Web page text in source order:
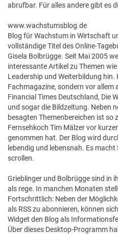
abrufbar. Für alles andere gibt es
www.wachstumsblog.de
Blog für Wachstum in Wirtschaft
vollständige Titel des Online-
Gisela Bolbrügge. Seit Mai 2005
interessante Artikel zu Themen
Leadership und Weiterbildung
Fachmagazine, sondern vor allem
Financial Times Deutschland, Die
und sogar die Bildzeitung. Neben
besagten Themenbereichen ist so
Fernsehkoch Tim Mälzer vor
genommen hat. Der Blog wird
lebendig und lebensnah. Es macht
scrollen.
Grieblinger und Bolbrügge sind in
als rege. In manchen Monaten
Fortschrittlich: Neben der
als RSS zu abonnieren, können
Widget den Blog als
Über dieses Desktop-Programm